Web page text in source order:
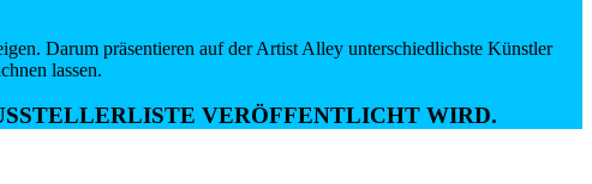
Darum präsentieren auf der Artist Alley unterschiedlichste Künstler
lassen.
VERÖFFENTLICHT WIRD.